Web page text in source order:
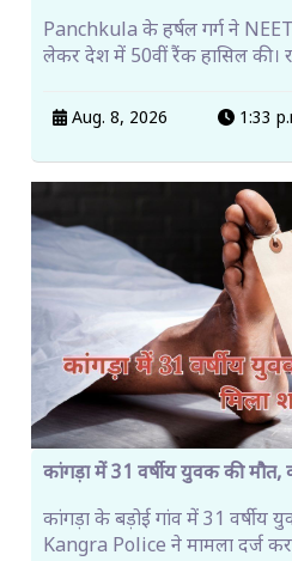
Panchkula के हर्षल गर्ग ने
लेकर देश में 50वीं रैंक हासिल की।
Aug. 8, 2026 1:33
कांगड़ा में 31 वर्षीय युवक की मौत,
कांगड़ा के बड़ोई गांव में 31 वर्षीय
Kangra Police ने मामला दर्ज